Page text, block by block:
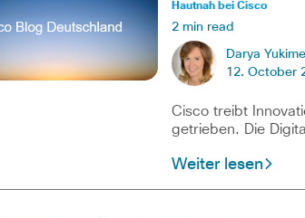
Hautnah bei Cisco
2 min read
Darya
12. October
Cisco treibt
getrieben. Die
Weiter lesen